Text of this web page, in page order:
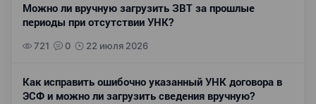
Можно ли вручную загрузить ЗВТ за прошлые
периоды при отсутствии УНК?
721 0 22 июля 2026
Как исправить ошибочно указанный УНК договора в
ЭСФ и можно ли загрузить сведения вручную?